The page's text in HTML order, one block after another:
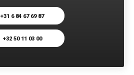
+31 6 84 67 69 87
+32 50 11 03 00